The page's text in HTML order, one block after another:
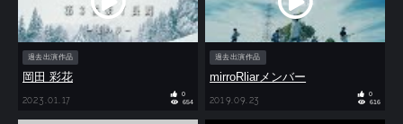
過去出演作品
岡田 彩花
2023.01.17
0
654
過去出演作品
mirroRliarメンバー
2019.09.23
0
616